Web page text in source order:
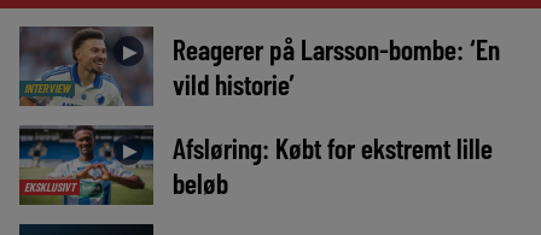
INTERVIEW
►
Reagerer på Larsson-bombe: ‘En
vild historie’
EKSKLUSIVT
►
Afsløring: Købt for ekstremt lille
beløb